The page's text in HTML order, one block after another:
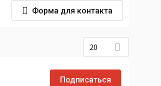
Форма для контакта
20
Подписаться